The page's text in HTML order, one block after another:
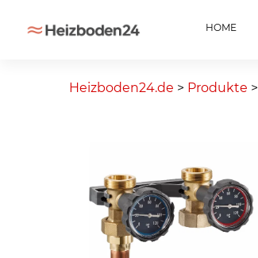
HOME
Heizboden24.de > Produkte >